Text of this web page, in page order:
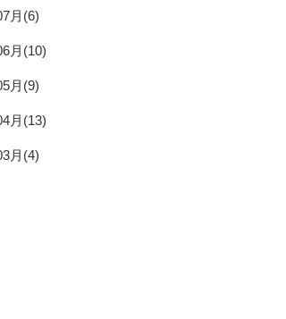
月(6)
月(10)
月(9)
月(13)
月(4)